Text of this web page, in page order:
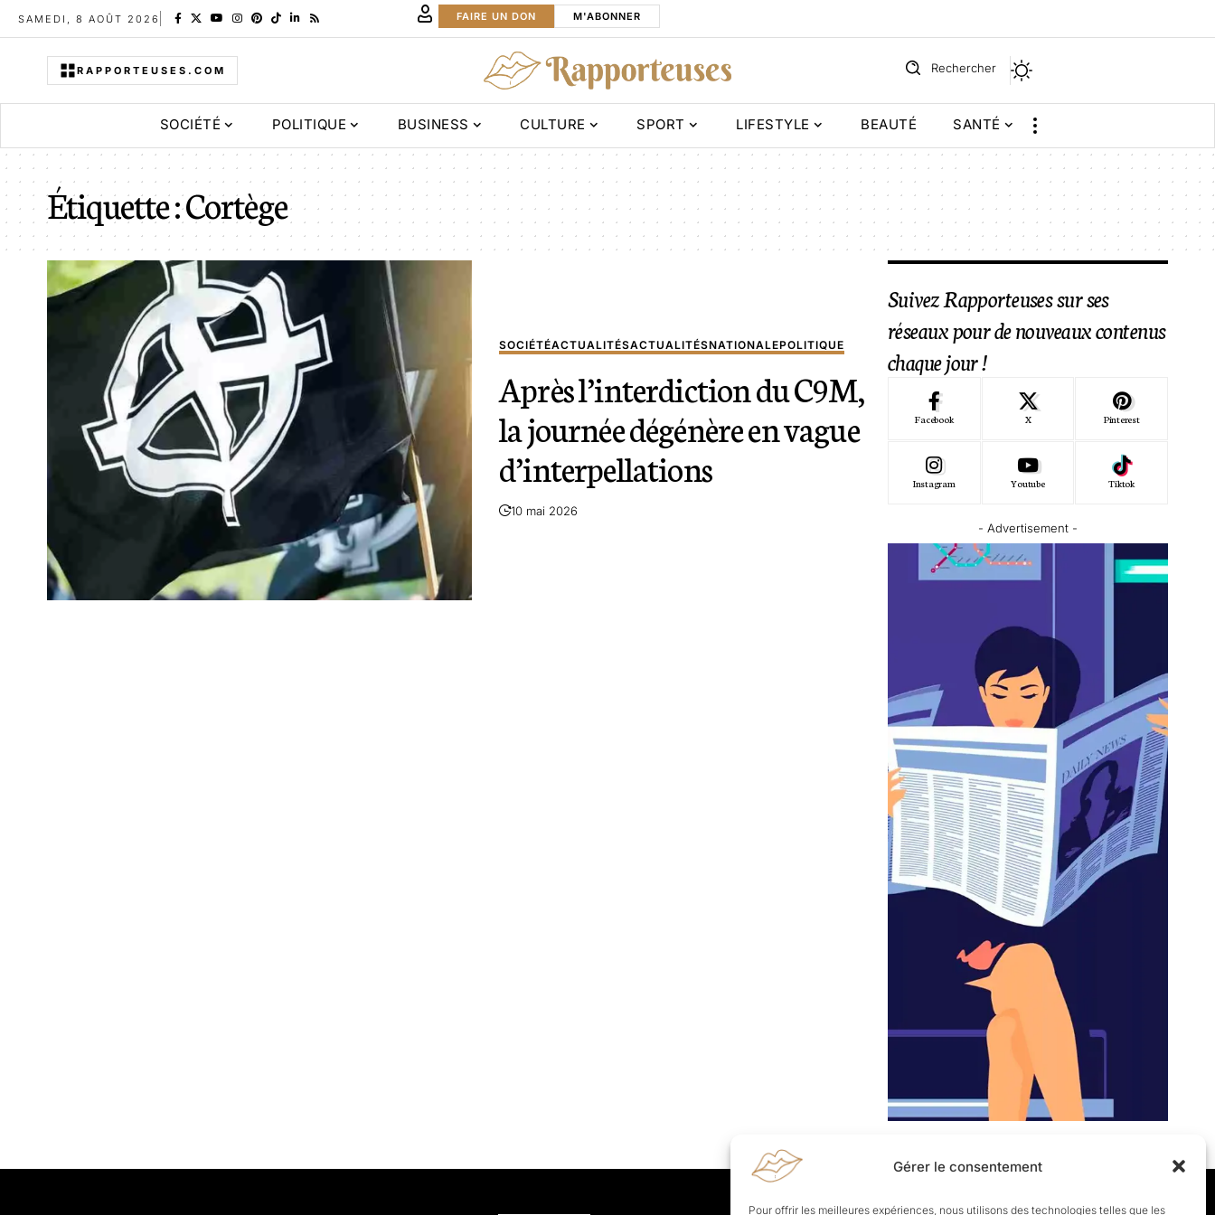
Gérer le consentement
Pour offrir les meilleures expériences, nous utilisons des technologies telles que les
SAMEDI, 8 AOÛT 2026 FAIRE UN DON M'ABONNER
RAPPORTEUSES.COM Rechercher
SOCIÉTÉ POLITIQUE BUSINESS CULTURE SPORT LIFESTYLE BEAUTÉ SANTÉ
Étiquette :Cortège
SOCIÉTÉACTUALITÉSACTUALITÉSNATIONALEPOLITIQUE
Après l’interdiction du C9M,
la journée dégénère en vague
d’interpellations
10 mai 2026
Suivez Rapporteuses sur ses
réseaux pour de nouveaux contenus
chaque jour !
Facebook X Pinterest
Instagram Youtube Tiktok
- Advertisement -